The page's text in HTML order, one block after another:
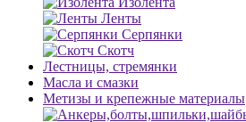
Ленты
Серпянки
Скотч
Лестницы, стремянки
Масла и смазки
Метизы и крепежные материалы